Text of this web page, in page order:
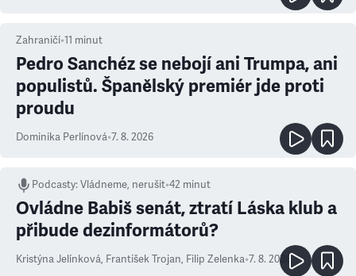
Zahraničí•11 minut
Pedro Sanchéz se nebojí ani Trumpa, ani
populistů. Španělský premiér jde proti
proudu
Dominika Perlínová•7. 8. 2026
Podcasty:Vládneme, nerušit•42 minut
Ovládne Babiš senát, ztratí Láska klub a
přibude dezinformátorů?
Kristýna Jelínková, František Trojan, Filip Zelenka•7. 8. 2026